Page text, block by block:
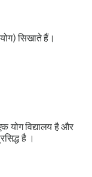
सिखाते हैं।
योग विद्यालय है और
है ।